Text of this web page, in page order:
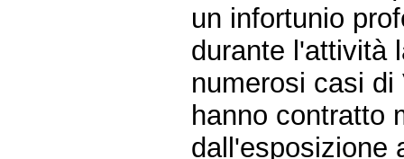
un infortunio
durante l'attività
numerosi casi
hanno contratto
dall'esposizione